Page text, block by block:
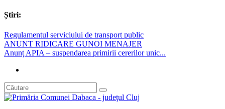
Știri:
Regulamentul serviciului de transport public
ANUNT RIDICARE GUNOI MENAJER
Anunț APIA – suspendarea primirii cererilor unic...